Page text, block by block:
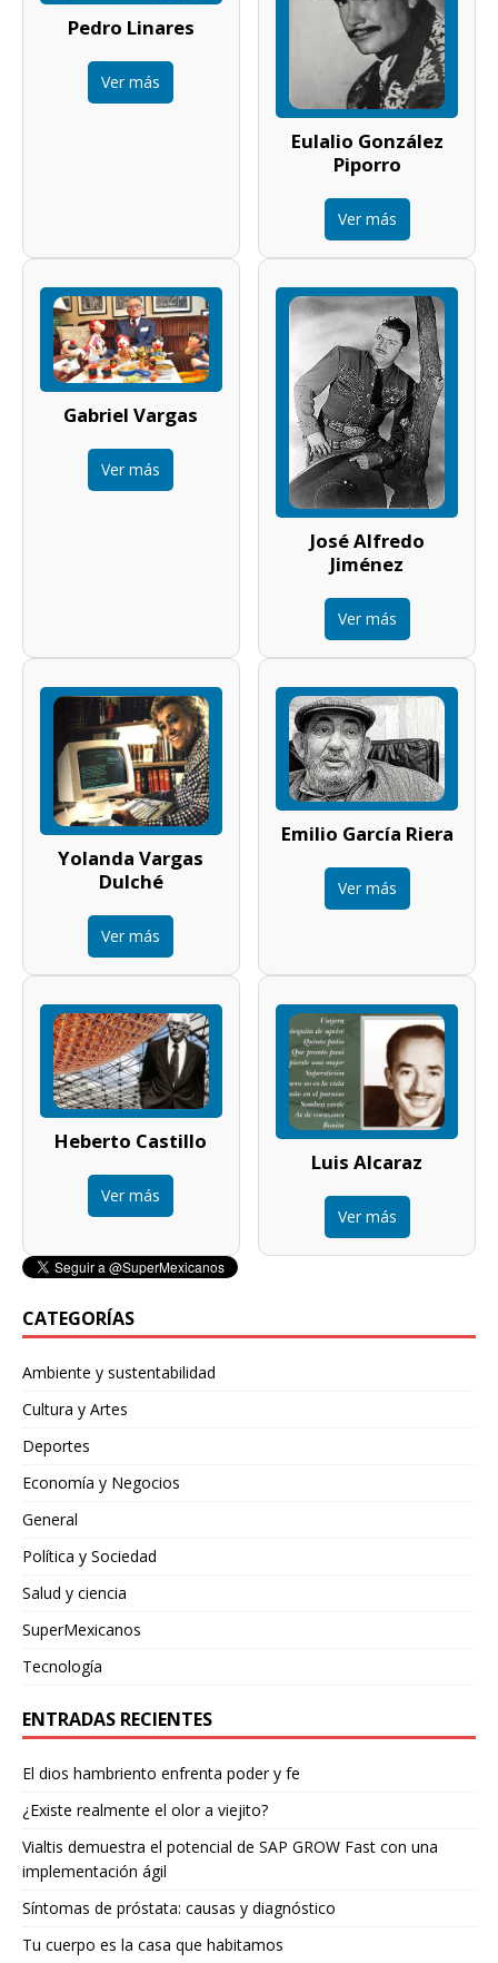
Pedro Linares
Ver más
Eulalio González
Piporro
Ver más
Gabriel Vargas
Ver más
José Alfredo
Jiménez
Ver más
Yolanda Vargas
Dulché
Ver más
Emilio García Riera
Ver más
Heberto Castillo
Ver más
Luis Alcaraz
Ver más
CATEGORÍAS
Ambiente y sustentabilidad
Cultura y Artes
Deportes
Economía y Negocios
General
Política y Sociedad
Salud y ciencia
SuperMexicanos
Tecnología
ENTRADAS RECIENTES
El dios hambriento enfrenta poder y fe
¿Existe realmente el olor a viejito?
Vialtis demuestra el potencial de SAP GROW Fast con una
implementación ágil
Síntomas de próstata: causas y diagnóstico
Tu cuerpo es la casa que habitamos